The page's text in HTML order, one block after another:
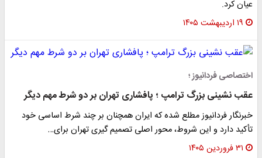
عیان کرد.
۱۹ اردیبهشت ۱۴۰۵
اختصاصی فردانیوز ؛
عقب نشینی بزرگ ترامپ ؛ پافشاری تهران بر دو شرط مهم دیگر
خبرنگار فردانیوز مطلع شده که ایران همچنان بر چند شرط اساسی خود
تأکید دارد و این شروط، محور اصلی تصمیم گیری تهران برای…
۳۱ فروردین ۱۴۰۵